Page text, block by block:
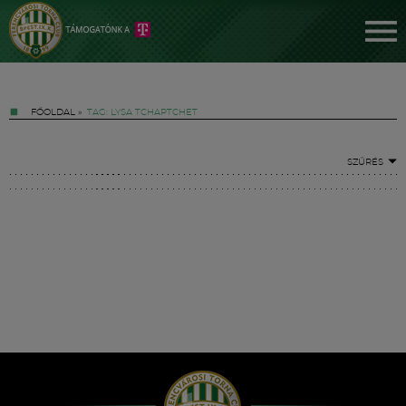
FŐOLDAL » TAG: LYSA TCHAPTCHET
SZŰRÉS
Hírek